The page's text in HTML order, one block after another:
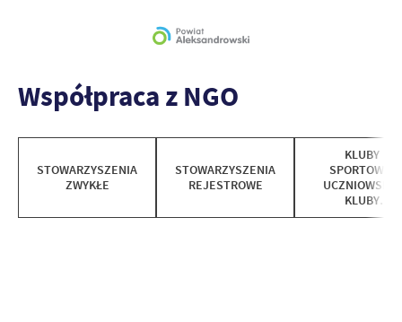
Współpraca z NGO
STOWARZYSZENIA
ZWYKŁE
STOWARZYSZENIA
REJESTROWE
KLUBY
SPORTOWE,
UCZNIOWSKIE
KLUBY
SPORTOWE